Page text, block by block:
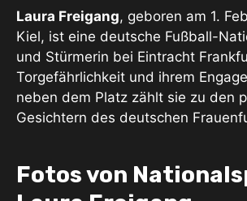
Laura Freigang, geboren am 1.
Kiel, ist eine deutsche Fußball-
und Stürmerin bei Eintracht
Torgefährlichkeit und ihrem
neben dem Platz zählt sie zu den
Gesichtern des deutschen
Fotos von